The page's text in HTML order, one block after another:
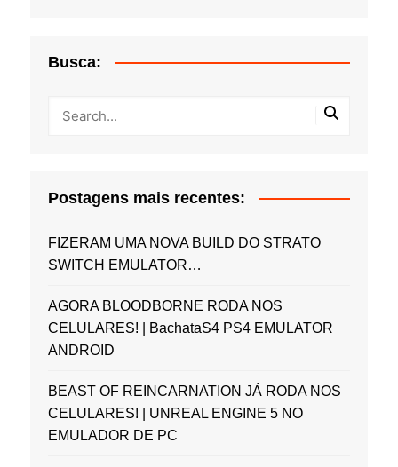
Busca:
Postagens mais recentes:
FIZERAM UMA NOVA BUILD DO STRATO
SWITCH EMULATOR…
AGORA BLOODBORNE RODA NOS
CELULARES! | BachataS4 PS4 EMULATOR
ANDROID
BEAST OF REINCARNATION JÁ RODA NOS
CELULARES! | UNREAL ENGINE 5 NO
EMULADOR DE PC